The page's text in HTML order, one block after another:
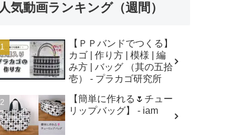
人気動画ランキング（週間）
【ＰＰバンドでつくる】
カゴ | 作り方 | 模様 | 編
み方 | バッグ （其の五拾
壱） - プラカゴ研究所
【簡単に作れる🌷チュー
リップバッグ】 - iam